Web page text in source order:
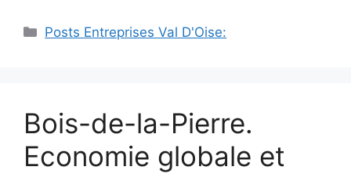
Catégories
Posts Entreprises Val D'Oise:
Bois-de-la-Pierre.
Economie globale et